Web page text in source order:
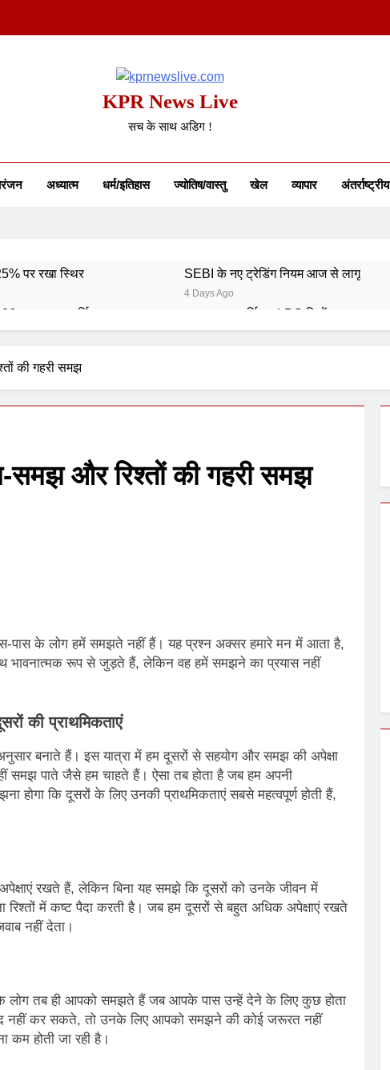
KPR News Live
सच के साथ अडिग !
अध्यात्म धर्म/इतिहास ज्योतिष/वास्तु खेल व्यापार अंतर्राष्ट्रीय
पर रखा स्थिर SEBI के नए ट्रेडिंग नियम आज से लागू
4 Days Ago
भारत का स्वर्णिम समापन कमर्शियल LPG सिलेंडर हुआ सस्ता
6 Days Ago
की गहरी समझ
और रिश्तों की गहरी समझ
के लोग हमें समझते नहीं हैं। यह प्रश्न अक्सर हमारे मन में आता है,
भावनात्मक रूप से जुड़ते हैं, लेकिन वह हमें समझने का प्रयास नहीं
की प्राथमिकताएं
बनाते हैं। इस यात्रा में हम दूसरों से सहयोग और समझ की अपेक्षा
समझ पाते जैसे हम चाहते हैं। ऐसा तब होता है जब हम अपनी
होगा कि दूसरों के लिए उनकी प्राथमिकताएं सबसे महत्वपूर्ण होती हैं,
रखते हैं, लेकिन बिना यह समझे कि दूसरों को उनके जीवन में
रिश्तों में कष्ट पैदा करती है। जब हम दूसरों से बहुत अधिक अपेक्षाएं रखते
नहीं देता।
लोग तब ही आपको समझते हैं जब आपके पास उन्हें देने के लिए कुछ होता
नहीं कर सकते, तो उनके लिए आपको समझने की कोई जरूरत नहीं
कम होती जा रही है।